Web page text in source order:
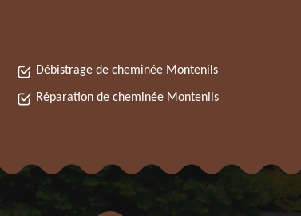
Débistrage de cheminée Montenils
Réparation de cheminée Montenils